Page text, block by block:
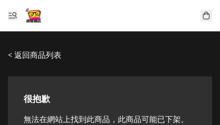
< 返回商品列表
很抱歉
無法在網站上找到此商品，此商品可能已下架。